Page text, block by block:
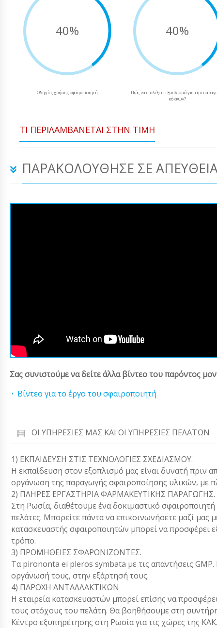
40%
Οδηγίες χρήσης σφαιροποιητή
40%
Πώς να επιλέξετε εξοπλισμό για την
κόκκων?
ΤΙ ΠΕΡΙΛΑΜΒΆΝΕΤΑΙ ΣΤΗΝ ΤΙΜΉ
ΠΑΡΑΚΟΛΟΎΘΗΣΕ ΣΕ
Σας συνιστούμε να δείτε άλλα βίντεο του παρόντος
Βίντεο για το έργο του σφαιροποιητή
ΟΙ ΥΠΗΡΕΣΊΕΣ ΜΑΣ ΚΑΙ ΟΙ ΥΠΗΡΕΣΊΕΣ ΠΕΛΑΤΏΝ
1) ΕΚΠΑΙΔΕΥΣΗ ΣΤΙΣ ΤΕΧΝΟΛΟΓΙΕΣ ΣΧΕΔΙΑΣΜΟΥ.
Η εκπαίδευση στον εξοπλισμό μας είναι δυνατή πριν
οργάνωση της παραγωγής σφαιροποίησης υλικών, με
2) ΠΛΗΡΕΣ ΕΡΓΑΣΤΗΡΙΑ ΦΑΡΜΑΚΕΥΤΙΚΗΣ ΠΑΡΑΓΩΓΗΣ.
Στη Ρωσία, διαθέτουμε ένα δοκιμαστικό
πελάτες. Μπορείτε πάντα να επικοινωνήσετε μαζί μας
κατασκευαστής σφαιροποιητών μπορεί να προσφέρει
τρόπο.
3) ΠΡΟΜΗΘΕΙΕΣ ΣΦΑΡΟΝΙΖΟΝΤΕΣ.
Τα pirononta ei pleros symbata με τις απαντήσεις
οργάνωσή τους, στην εξάρτησή τους.
4) ΠΑΡΟΧΗ ΑΝΤΑΛΛΑΚΤΙΚΩΝ
Η εταιρεία κατασκευαστών μπορεί επίσης να
τους στόχους του πελάτη. Θα βοηθήσουμε στη
Κέντρο εξυπηρέτησης στη Ρωσία για τις χώρες της ΚΑΚ.